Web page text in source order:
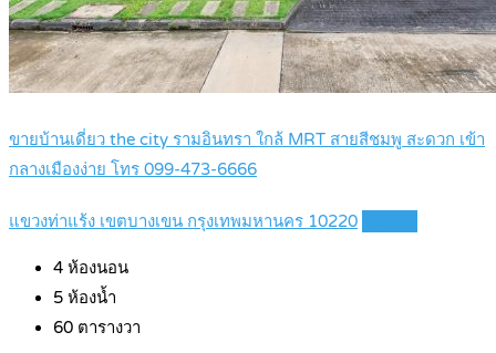
ขายบ้านเดี่ยว the city รามอินทรา ใกล้ MRT สายสีชมพู สะดวก เข้า
กลางเมืองง่าย โทร 099-473-6666
แขวงท่าแร้ง เขตบางเขน กรุงเทพมหานคร 10220
4 ห้องนอน
5 ห้องน้ำ
60 ตารางวา